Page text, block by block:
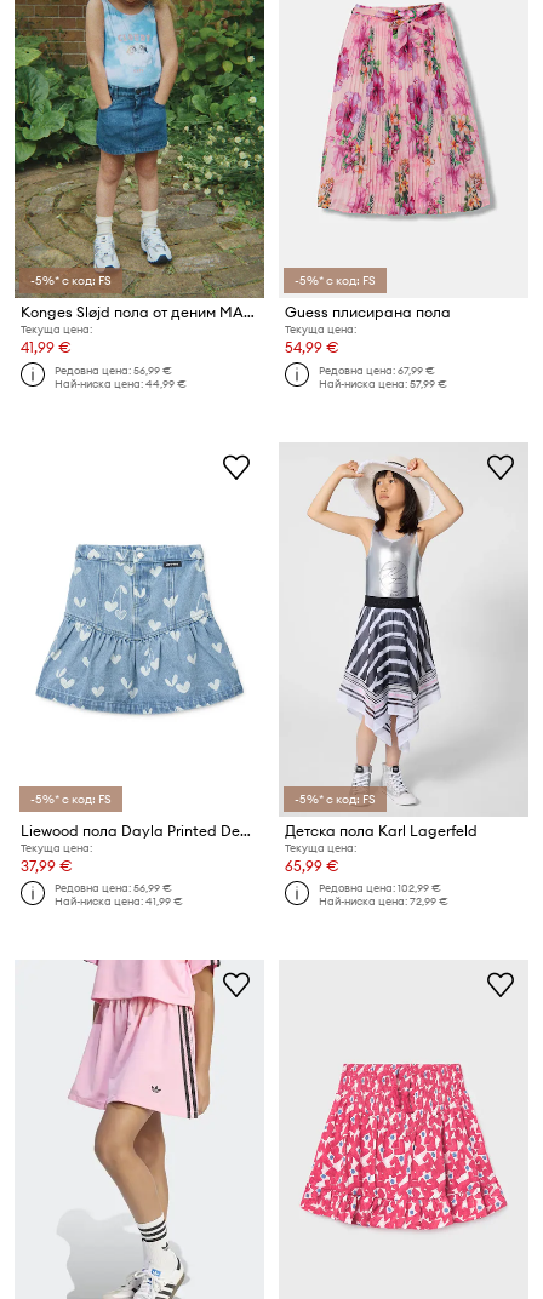
-5%* с код: FS
Konges Sløjd пола от деним MAGOT SKIRT GOTS
Текуща цена:
41,99 €
Редовна цена:56,99 €
Най-ниска цена:44,99 €
-5%* с код: FS
Guess плисирана пола
Текуща цена:
54,99 €
Редовна цена:67,99 €
Най-ниска цена:57,99 €
-5%* с код: FS
Liewood пола Dayla Printed Denim Skirt
Текуща цена:
37,99 €
Редовна цена:56,99 €
Най-ниска цена:41,99 €
-5%* с код: FS
Детска пола Karl Lagerfeld
Текуща цена:
65,99 €
Редовна цена:102,99 €
Най-ниска цена:72,99 €